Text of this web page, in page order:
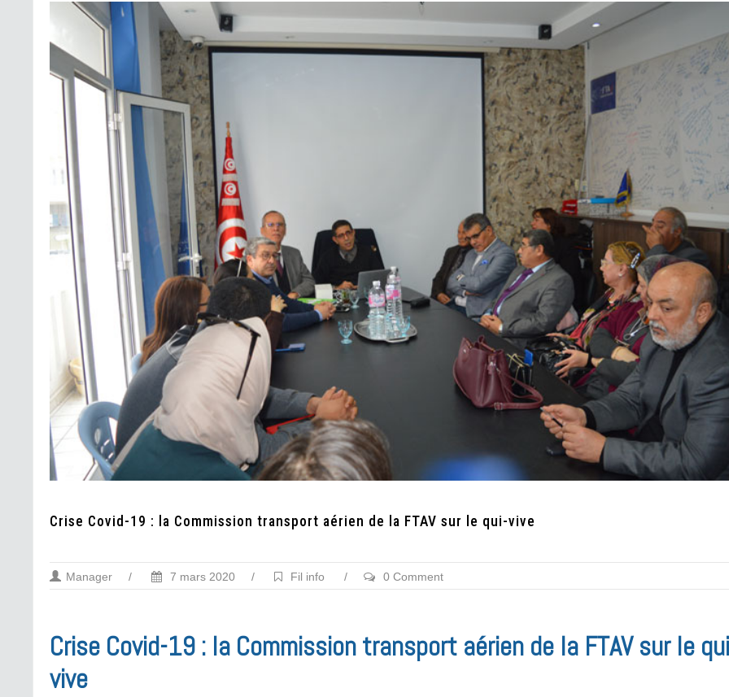
Crise Covid-19 : la Commission transport aérien de la FTAV sur le qui-vive
Manager / 7 mars 2020 / Fil info / 0 Comment
Crise Covid-19 : la Commission transport aérien de la FTAV sur le
vive